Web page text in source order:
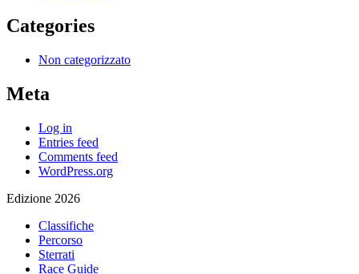
Categories
Non categorizzato
Meta
Log in
Entries feed
Comments feed
WordPress.org
Edizione 2026
Classifiche
Percorso
Sterrati
Race Guide